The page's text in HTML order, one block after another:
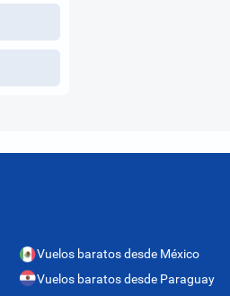
Vuelos baratos desde México
Vuelos baratos desde Paraguay